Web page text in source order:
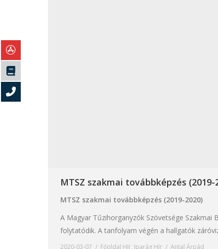
MTSZ szakmai továbbképzés (2019-
MTSZ szakmai továbbképzés (2019-2020)
A Magyar Tűzihorganyzók Szövetsége
folytatódik. A tanfolyam végén a hallgatók
2020-03-07 Főoldal Hír, Iparág Hír Antal Árpád